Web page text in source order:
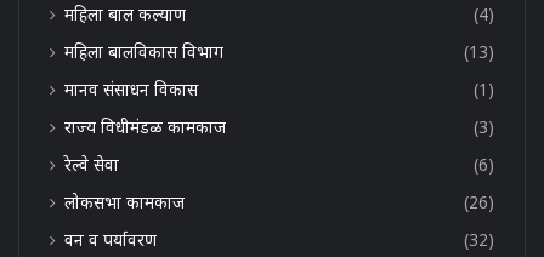
महिला बाल कल्याण
(4)
महिला बालविकास विभाग
(13)
मानव संसाधन विकास
(1)
राज्य विधीमंडळ कामकाज
(3)
रेल्वे सेवा
(6)
लोकसभा कामकाज
(26)
वन व पर्यावरण
(32)